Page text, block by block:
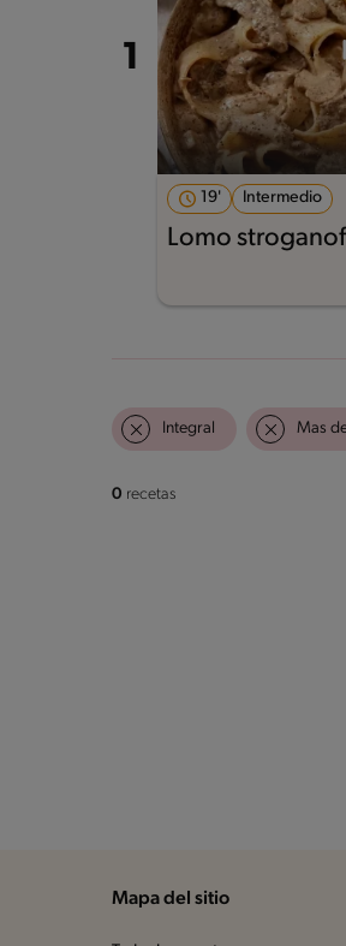
19' Intermedio
Lomo
Integral Mas
0 recetas
Mapa del sitio